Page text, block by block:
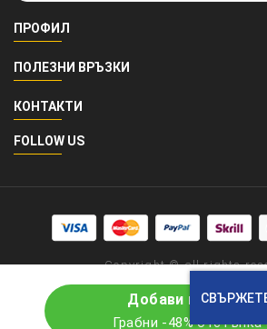
Добави в
Грабни -48% отстъпка
ПРОФИЛ
ПОЛЕЗНИ ВРЪЗКИ
КОНТАКТИ
FOLLOW US
Copyright © all rights